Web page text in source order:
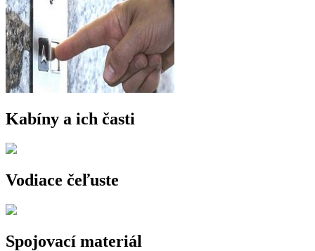
Komponenty do rozvádzačov
Káble
Snímače
Odkláňacie magnety a krivky
Kabíny a ich časti
Vodiace čeľuste
Spojovací materiál